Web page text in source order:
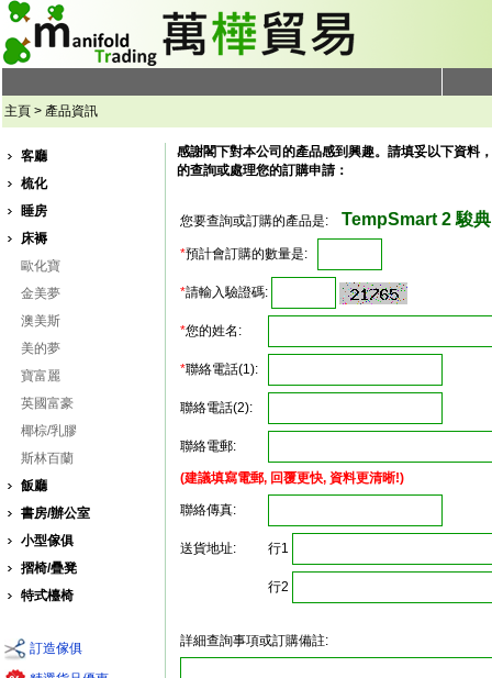
主頁 > 產品資訊
客廳
梳化
睡房
床褥
歐化寶
金美夢
澳美斯
美的夢
寶富麗
英國富豪
椰棕/乳膠
斯林百蘭
飯廳
書房/辦公室
小型傢俱
摺椅/疊凳
特式檯椅
訂造傢俱
感謝閣下對本公司的產品感到興趣。請填妥以下資料
的查詢或處理您的訂購申請：
您要查詢或訂購的產品是: TempSmart 2 駿典
*預計會訂購的數量是:
*請輸入驗證碼:
*您的姓名:
*聯絡電話(1):
聯絡電話(2):
聯絡電郵:
(建議填寫電郵, 回覆更快, 資料更清晰!)
聯絡傳真:
送貨地址: 行1
行2
詳細查詢事項或訂購備註: